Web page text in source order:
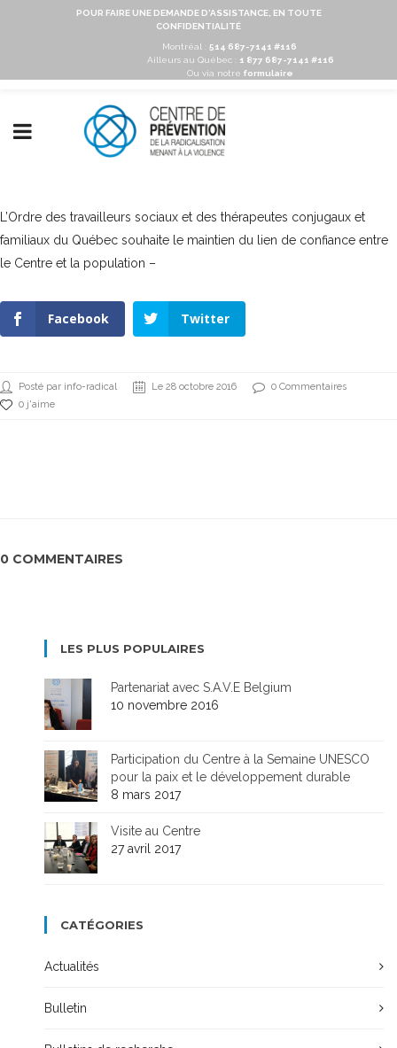
POUR FAIRE UNE DEMANDE D'ASSISTANCE, EN TOUTE
CONFIDENTIALITÉ
Montréal : 514 687-7141 #116
Ailleurs au Québec :
1 877 687-7141 #116
Ou via notre formulaire
L’Ordre des travailleurs sociaux et des thérapeutes conjugaux et
familiaux du Québec souhaite le maintien du lien de confiance entre
le Centre et la population –
Facebook Twitter
Posté par info-radical Le 28 octobre 2016
0 Commentaires
0 j'aime
0 COMMENTAIRES
LES PLUS POPULAIRES
Partenariat avec S.A.V.E Belgium
10 novembre 2016
Participation du Centre à la Semaine UNESCO
pour la paix et le développement durable
8 mars 2017
Visite au Centre
27 avril 2017
CATÉGORIES
Actualités
Bulletin